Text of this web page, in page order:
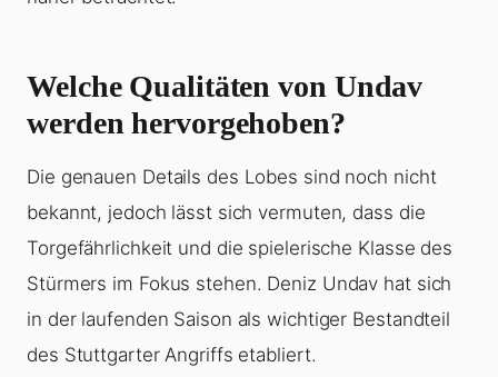
Welche Qualitäten von Undav
werden hervorgehoben?
Die genauen Details des Lobes sind noch nicht
bekannt, jedoch lässt sich vermuten, dass die
Torgefährlichkeit und die spielerische Klasse des
Stürmers im Fokus stehen. Deniz Undav hat sich
in der laufenden Saison als wichtiger Bestandteil
des Stuttgarter Angriffs etabliert.